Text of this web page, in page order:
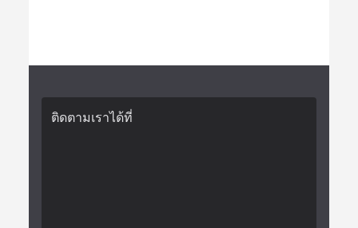
ติดตามเราได้ที่